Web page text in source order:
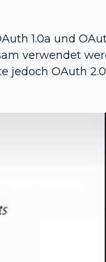
1.0a und
verwendet
jedoch OAuth